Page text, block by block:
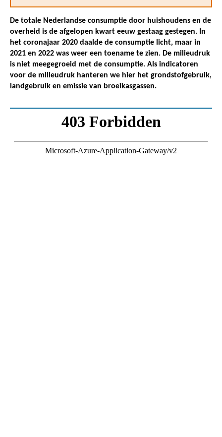
De totale Nederlandse consumptie door huishoudens en de
overheid is de afgelopen kwart eeuw gestaag gestegen. In
het coronajaar 2020 daalde de consumptie licht, maar in
2021 en 2022 was weer een toename te zien. De milieudruk
is niet meegegroeid met de consumptie. Als indicatoren
voor de milieudruk hanteren we hier het grondstofgebruik,
landgebruik en emissie van broeikasgassen.